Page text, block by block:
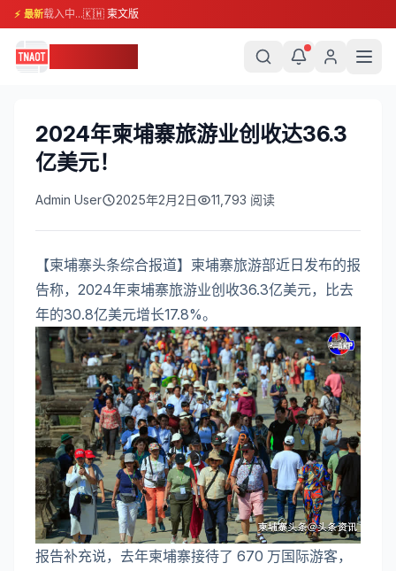
⚡ 最新载入中...🇰🇭 柬文版
2024年柬埔寨旅游业创收达36.3
亿美元！
Admin User 2025年2月2日 11,793 阅读
【柬埔寨头条综合报道】柬埔寨旅游部近日发布的报
告称，2024年柬埔寨旅游业创收36.3亿美元，比去
年的30.8亿美元增长17.8%。
报告补充说，去年柬埔寨接待了 670 万国际游客，